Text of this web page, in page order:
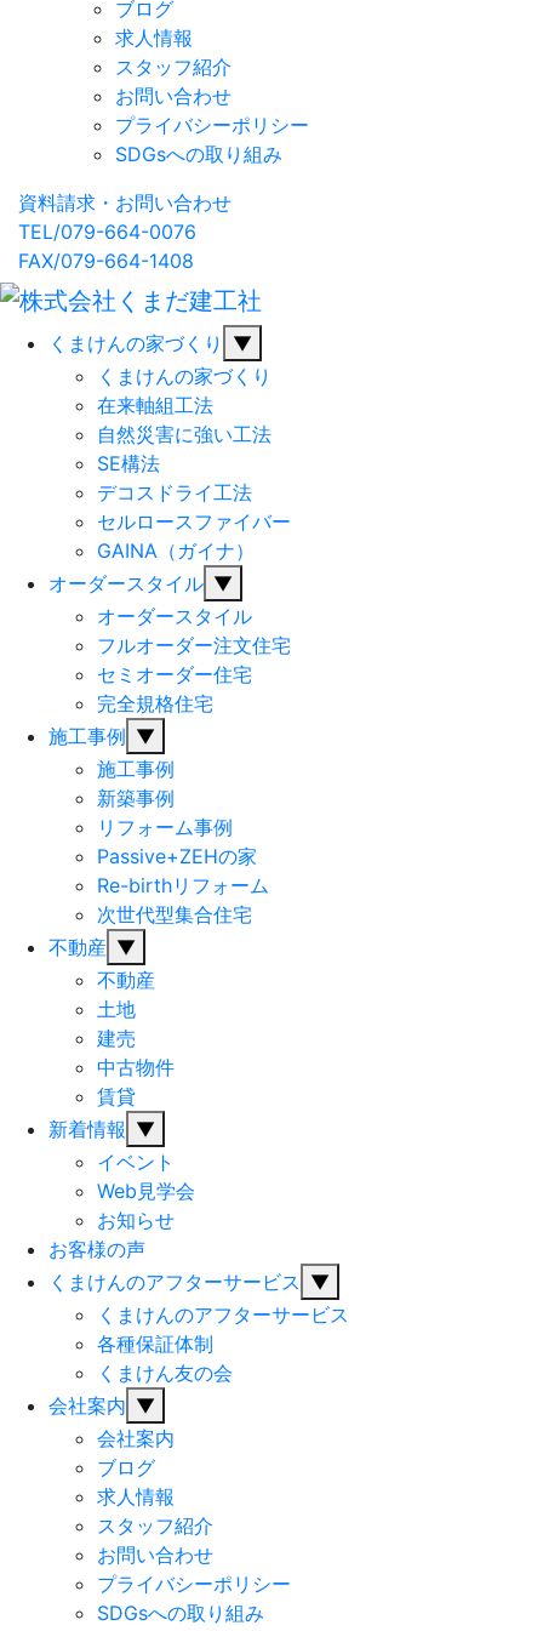
ブログ
求人情報
スタッフ紹介
お問い合わせ
プライバシーポリシー
SDGsへの取り組み
資料請求・お問い合わせ
TEL/079-664-0076
FAX/079-664-1408
くまけんの家づくり
▼
くまけんの家づくり
在来軸組工法
自然災害に強い工法
SE構法
デコスドライ工法
セルロースファイバー
GAINA（ガイナ）
オーダースタイル ▼
オーダースタイル
フルオーダー注文住宅
セミオーダー住宅
完全規格住宅
施工事例 ▼
施工事例
新築事例
リフォーム事例
Passive+ZEHの家
Re-birthリフォーム
次世代型集合住宅
不動産 ▼
不動産
土地
建売
中古物件
賃貸
新着情報 ▼
イベント
Web見学会
お知らせ
お客様の声
くまけんのアフターサービス ▼
くまけんのアフターサービス
各種保証体制
くまけん友の会
会社案内 ▼
会社案内
ブログ
求人情報
スタッフ紹介
お問い合わせ
プライバシーポリシー
SDGsへの取り組み